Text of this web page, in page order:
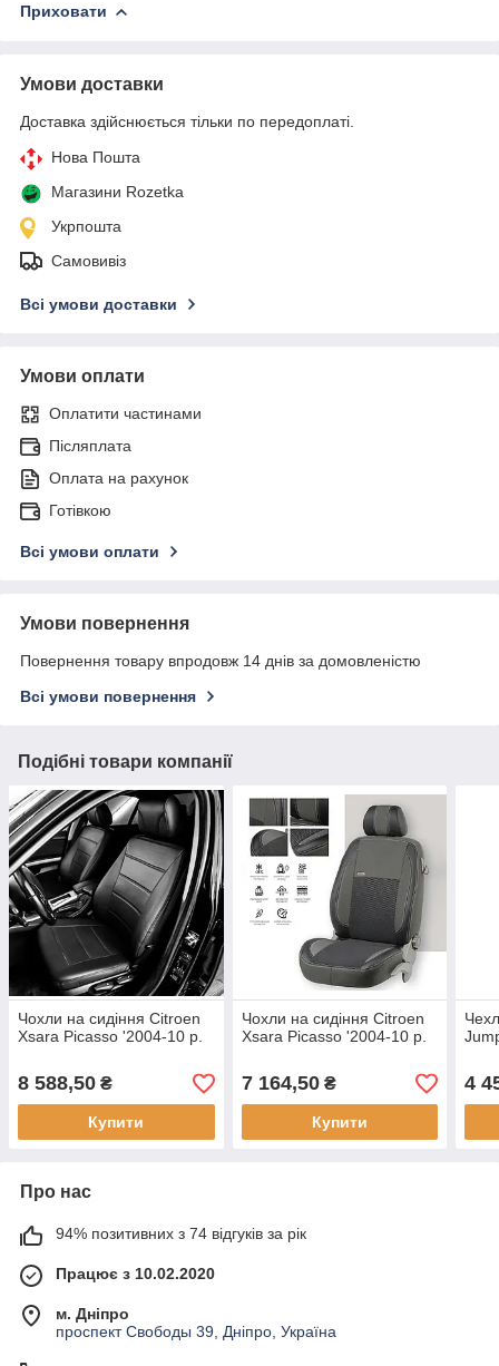
Приховати
Умови доставки
Доставка здійснюється тільки по передоплаті.
Нова Пошта
Магазини Rozetka
Укрпошта
Самовивіз
Всі умови доставки
Умови оплати
Оплатити частинами
Післяплата
Оплата на рахунок
Готівкою
Всі умови оплати
Умови повернення
Повернення товару впродовж 14 днів за домовленістю
Всі умови повернення
Подібні товари компанії
Чохли на сидіння Citroen
Xsara Picasso '2004-10 р.
8 588,50 ₴
Купити
Чохли на сидіння Citroen
Xsara Picasso '2004-10 р.
7 164,50₴
Купити
4
Про нас
94% позитивних з 74 відгуків за рік
Працює з 10.02.2020
м. Дніпро
проспект Свободы 39, Дніпро, Україна